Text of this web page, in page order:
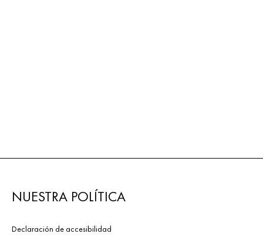
NUESTRA POLÍTICA
Declaración de accesibilidad